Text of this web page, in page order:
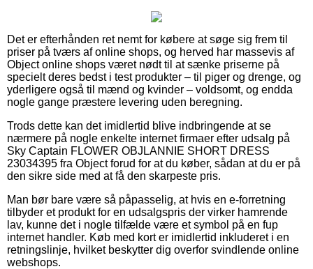
Det er efterhånden ret nemt for købere at søge sig frem til
priser på tværs af online shops, og herved har massevis af
Object online shops været nødt til at sænke priserne på
specielt deres bedst i test produkter – til piger og drenge, og
yderligere også til mænd og kvinder – voldsomt, og endda
nogle gange præstere levering uden beregning.
Trods dette kan det imidlertid blive indbringende at se
nærmere på nogle enkelte internet firmaer efter udsalg på
Sky Captain FLOWER OBJLANNIE SHORT DRESS
23034395 fra Object forud for at du køber, sådan at du er på
den sikre side med at få den skarpeste pris.
Man bør bare være så påpasselig, at hvis en e-forretning
tilbyder et produkt for en udsalgspris der virker hamrende
lav, kunne det i nogle tilfælde være et symbol på en fup
internet handler. Køb med kort er imidlertid inkluderet i en
retningslinje, hvilket beskytter dig overfor svindlende online
webshops.